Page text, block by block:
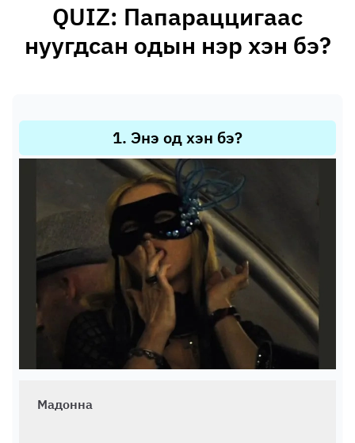
QUIZ: Папараццигаас
нуугдсан одын нэр хэн бэ?
1. Энэ од хэн бэ?
Мадонна